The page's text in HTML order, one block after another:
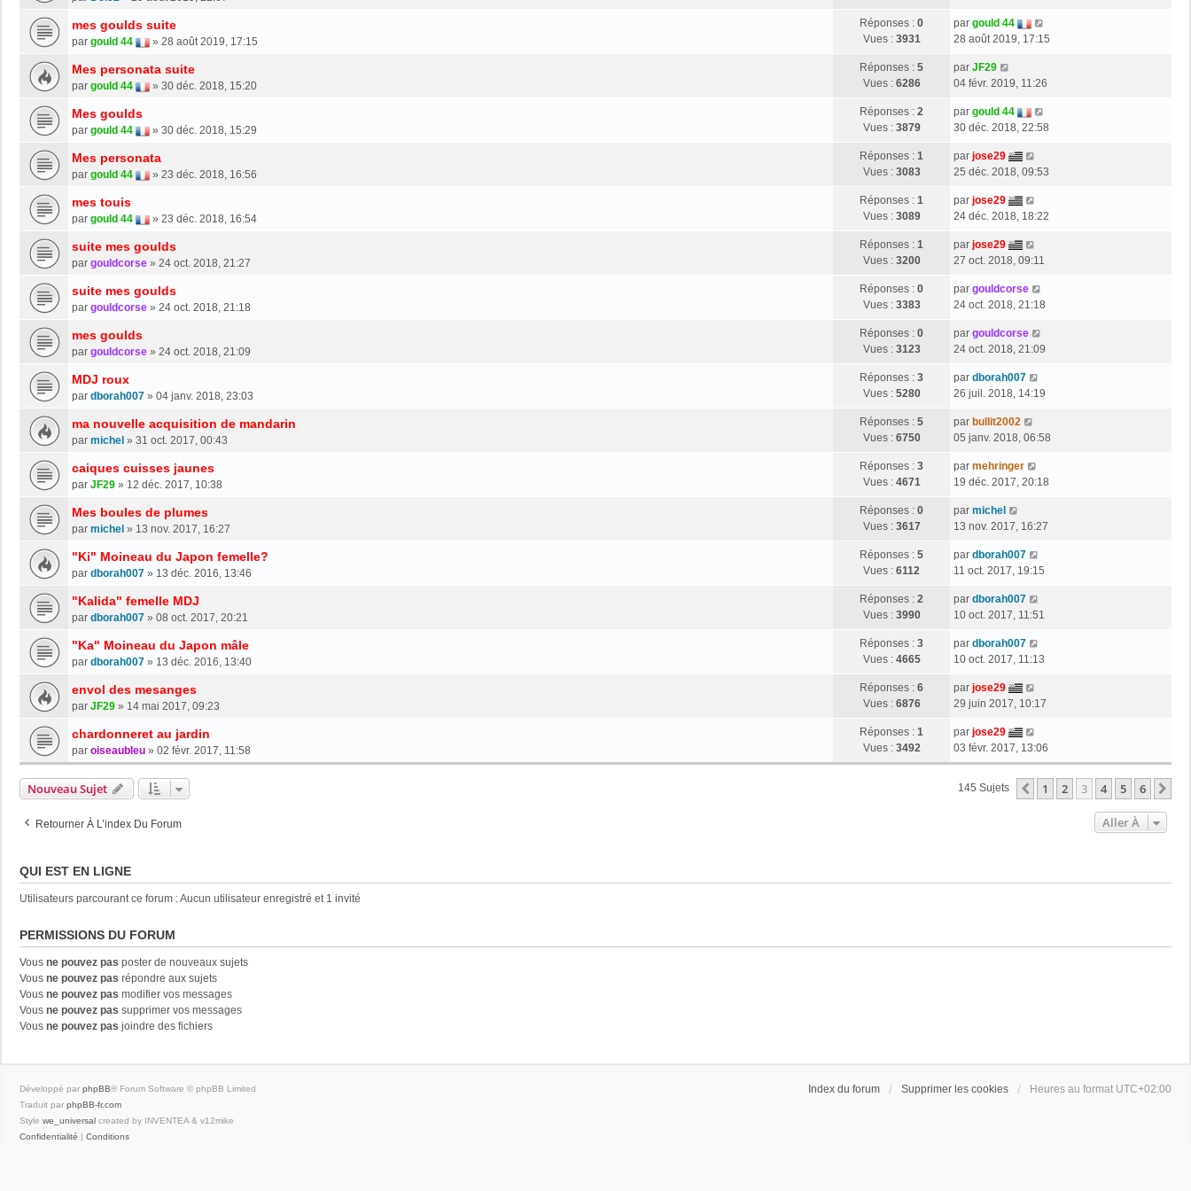
mes goulds suite
par gould 44 » 28 août 2019, 17:15
Réponses : 0
Vues : 3931
par gould 44
28 août 2019, 17:15
Mes personata suite
par gould 44 » 30 déc. 2018, 15:20
Réponses : 5
Vues : 6286
par JF29
04 févr. 2019, 11:26
Mes goulds
par gould 44 » 30 déc. 2018, 15:29
Réponses : 2
Vues : 3879
par gould 44
30 déc. 2018, 22:58
Mes personata
par gould 44 » 23 déc. 2018, 16:56
Réponses : 1
Vues : 3083
par jose29
25 déc. 2018, 09:53
mes touis
par gould 44 » 23 déc. 2018, 16:54
Réponses : 1
Vues : 3089
par jose29
24 déc. 2018, 18:22
suite mes goulds
par gouldcorse » 24 oct. 2018, 21:27
Réponses : 1
Vues : 3200
par jose29
27 oct. 2018, 09:11
suite mes goulds
par gouldcorse » 24 oct. 2018, 21:18
Réponses : 0
Vues : 3383
par gouldcorse
24 oct. 2018, 21:18
mes goulds
par gouldcorse » 24 oct. 2018, 21:09
Réponses : 0
Vues : 3123
par gouldcorse
24 oct. 2018, 21:09
MDJ roux
par dborah007 » 04 janv. 2018, 23:03
Réponses : 3
Vues : 5280
par dborah007
26 juil. 2018, 14:19
ma nouvelle acquisition de mandarin
par michel » 31 oct. 2017, 00:43
Réponses : 5
Vues : 6750
par bullit2002
05 janv. 2018, 06:58
caiques cuisses jaunes
par JF29 » 12 déc. 2017, 10:38
Réponses : 3
Vues : 4671
par mehringer
19 déc. 2017, 20:18
Mes boules de plumes
par michel » 13 nov. 2017, 16:27
Réponses : 0
Vues : 3617
par michel
13 nov. 2017, 16:27
"Ki" Moineau du Japon femelle?
par dborah007 » 13 déc. 2016, 13:46
Réponses : 5
Vues : 6112
par dborah007
11 oct. 2017, 19:15
"Kalida" femelle MDJ
par dborah007 » 08 oct. 2017, 20:21
Réponses : 2
Vues : 3990
par dborah007
10 oct. 2017, 11:51
"Ka" Moineau du Japon mâle
par dborah007 » 13 déc. 2016, 13:40
Réponses : 3
Vues : 4665
par dborah007
10 oct. 2017, 11:13
envol des mesanges
par JF29 » 14 mai 2017, 09:23
Réponses : 6
Vues : 6876
par jose29
29 juin 2017, 10:17
chardonneret au jardin
par oiseaubleu » 02 févr. 2017, 11:58
Réponses : 1
Vues : 3492
par jose29
03 févr. 2017, 13:06
Nouveau Sujet 145 Sujets Précédente
1 2 3 4 5 6
Retourner À L’index Du Forum Aller À
QUI EST EN LIGNE
Utilisateurs parcourant ce forum : Aucun utilisateur enregistré et 1 invité
PERMISSIONS DU FORUM
Vous ne pouvez pas poster de nouveaux sujets
Vous ne pouvez pas répondre aux sujets
Vous ne pouvez pas modifier vos messages
Vous ne pouvez pas supprimer vos messages
Vous ne pouvez pas joindre des fichiers
Index du forum Supprimer les cookies Heures au format UTC+02:00
Développé par phpBB® Forum Software © phpBB Limited
Traduit par phpBB-fr.com
Style we_universal created by INVENTEA & v12mike
Confidentialité | Conditions